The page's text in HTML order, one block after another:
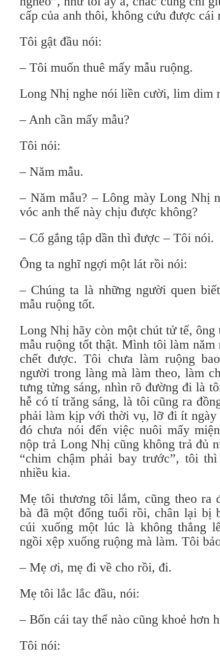
cấp của anh thôi, không cứu được cái
Tôi gật đầu nói:
– Tôi muốn thuê mấy mẫu ruộng.
Long Nhị nghe nói liền cười, lim dim
– Anh cần mấy mẫu?
Tôi nói:
– Năm mẫu.
– Năm mẫu? – Lông mày Long Nhị
vóc anh thế này chịu được không?
– Cố gắng tập dần thì được – Tôi nói.
Ông ta nghĩ ngợi một lát rồi nói:
– Chúng ta là những người quen
mẫu ruộng tốt.
Long Nhị hãy còn một chút tử tế, ông
mẫu ruộng tốt thật. Mình tôi làm năm
chết được. Tôi chưa làm ruộng
người trong làng mà làm theo, làm
tưng tửng sáng, nhìn rõ đường đi là
hễ có tí trăng sáng, là tôi cũng ra
phải làm kịp với thời vụ, lỡ đi ít ngày
đó chưa nói đến việc nuôi mấy
nộp trả Long Nhị cũng không trả đủ
“chim chậm phải bay trước”, tôi
nhiều kia.
Mẹ tôi thương tôi lắm, cũng theo ra
bà đã một đống tuổi rồi, chân lại bị
cúi xuống một lúc là không thẳng
ngồi xệp xuống ruộng mà làm. Tôi
– Mẹ ơi, mẹ đi về cho rồi, đi.
Mẹ tôi lắc lắc đầu, nói:
– Bốn cái tay thể nào cũng khoẻ hơn
Tôi nói: